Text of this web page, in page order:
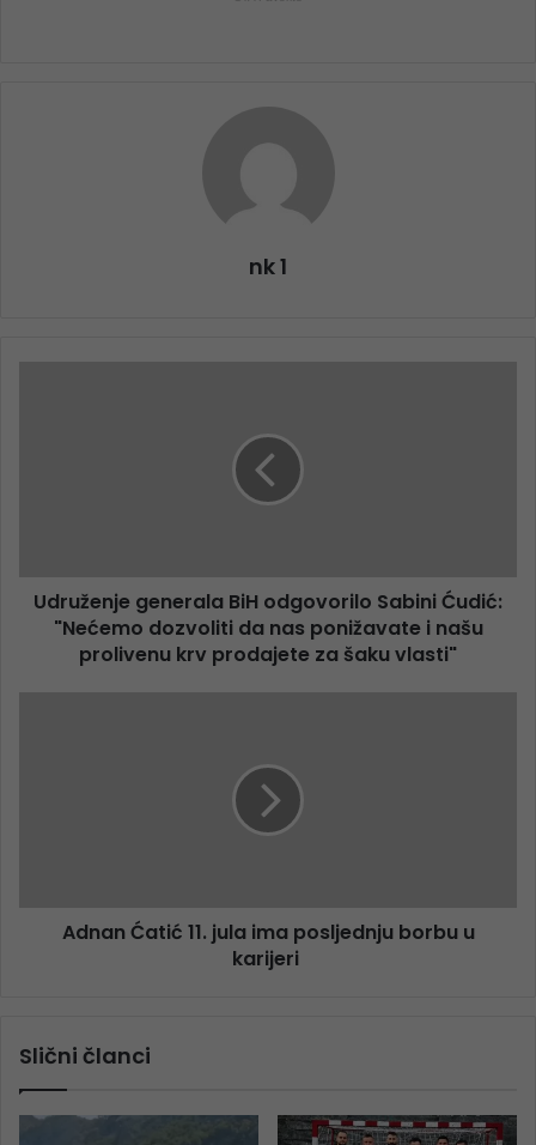
nk 1
Udruženje generala BiH odgovorilo Sabini Ćudić:
"Nećemo dozvoliti da nas ponižavate i našu
prolivenu krv prodajete za šaku vlasti"
Adnan Ćatić 11. jula ima posljednju borbu u
karijeri
Slični članci